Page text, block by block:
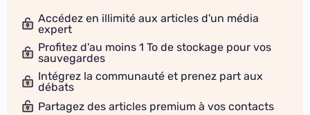
Accédez en illimité aux articles d'un média
expert
Profitez d'au moins 1 To de stockage pour vos
sauvegardes
Intégrez la communauté et prenez part aux
débats
Partagez des articles premium à vos contacts